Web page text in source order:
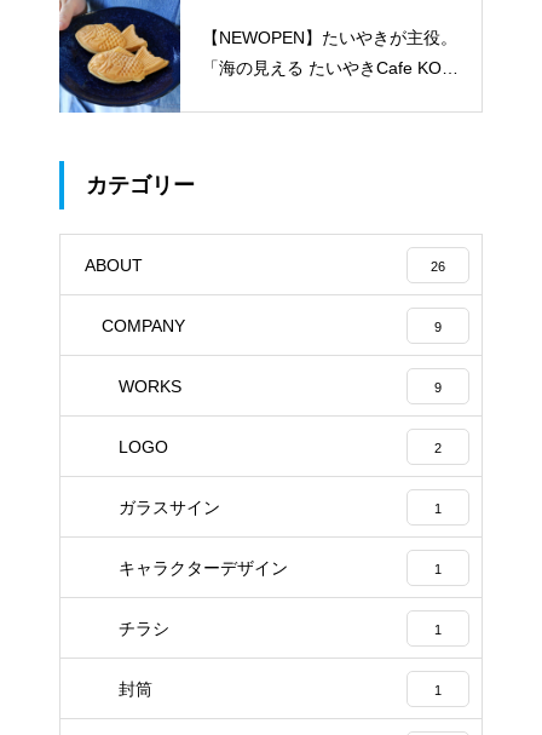
【NEWOPEN】たいやきが主役。
「海の見える たいやきCafe KOM
カテゴリー
ABOUT 26
COMPANY 9
WORKS 9
LOGO 2
ガラスサイン 1
キャラクターデザイン 1
チラシ 1
封筒 1